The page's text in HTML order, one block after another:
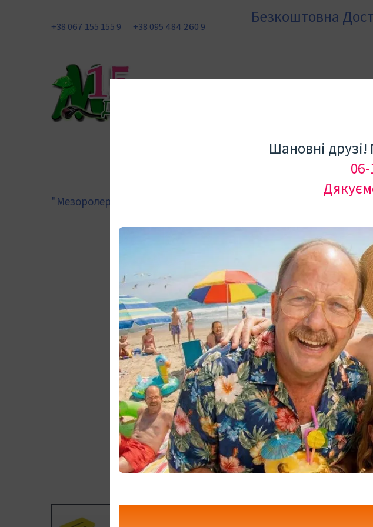
+38 067 155 155 9 +38 095 484 260 9 Безкоштовна
"Мезоролер Україна"
Шановні друзі!